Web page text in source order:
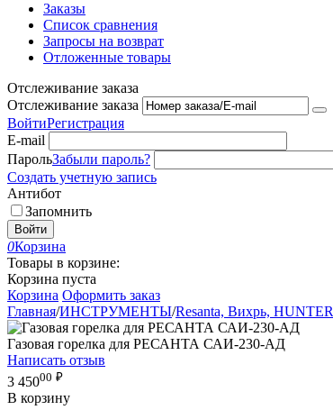
Заказы
Список сравнения
Запросы на возврат
Отложенные товары
Отслеживание заказа
Отслеживание заказа
ВойтиРегистрация
E-mail
ПарольЗабыли пароль?
Создать учетную запись
Антибот
Запомнить
Войти
0Корзина
Товары в корзине:
Корзина пуста
Корзина Оформить заказ
Главная/ИНСТРУМЕНТЫ/Resanta, Вихрь, HUNTER
Газовая горелка для РЕСАНТА САИ-230-АД
Написать отзыв
3 45000 ₽
В корзину